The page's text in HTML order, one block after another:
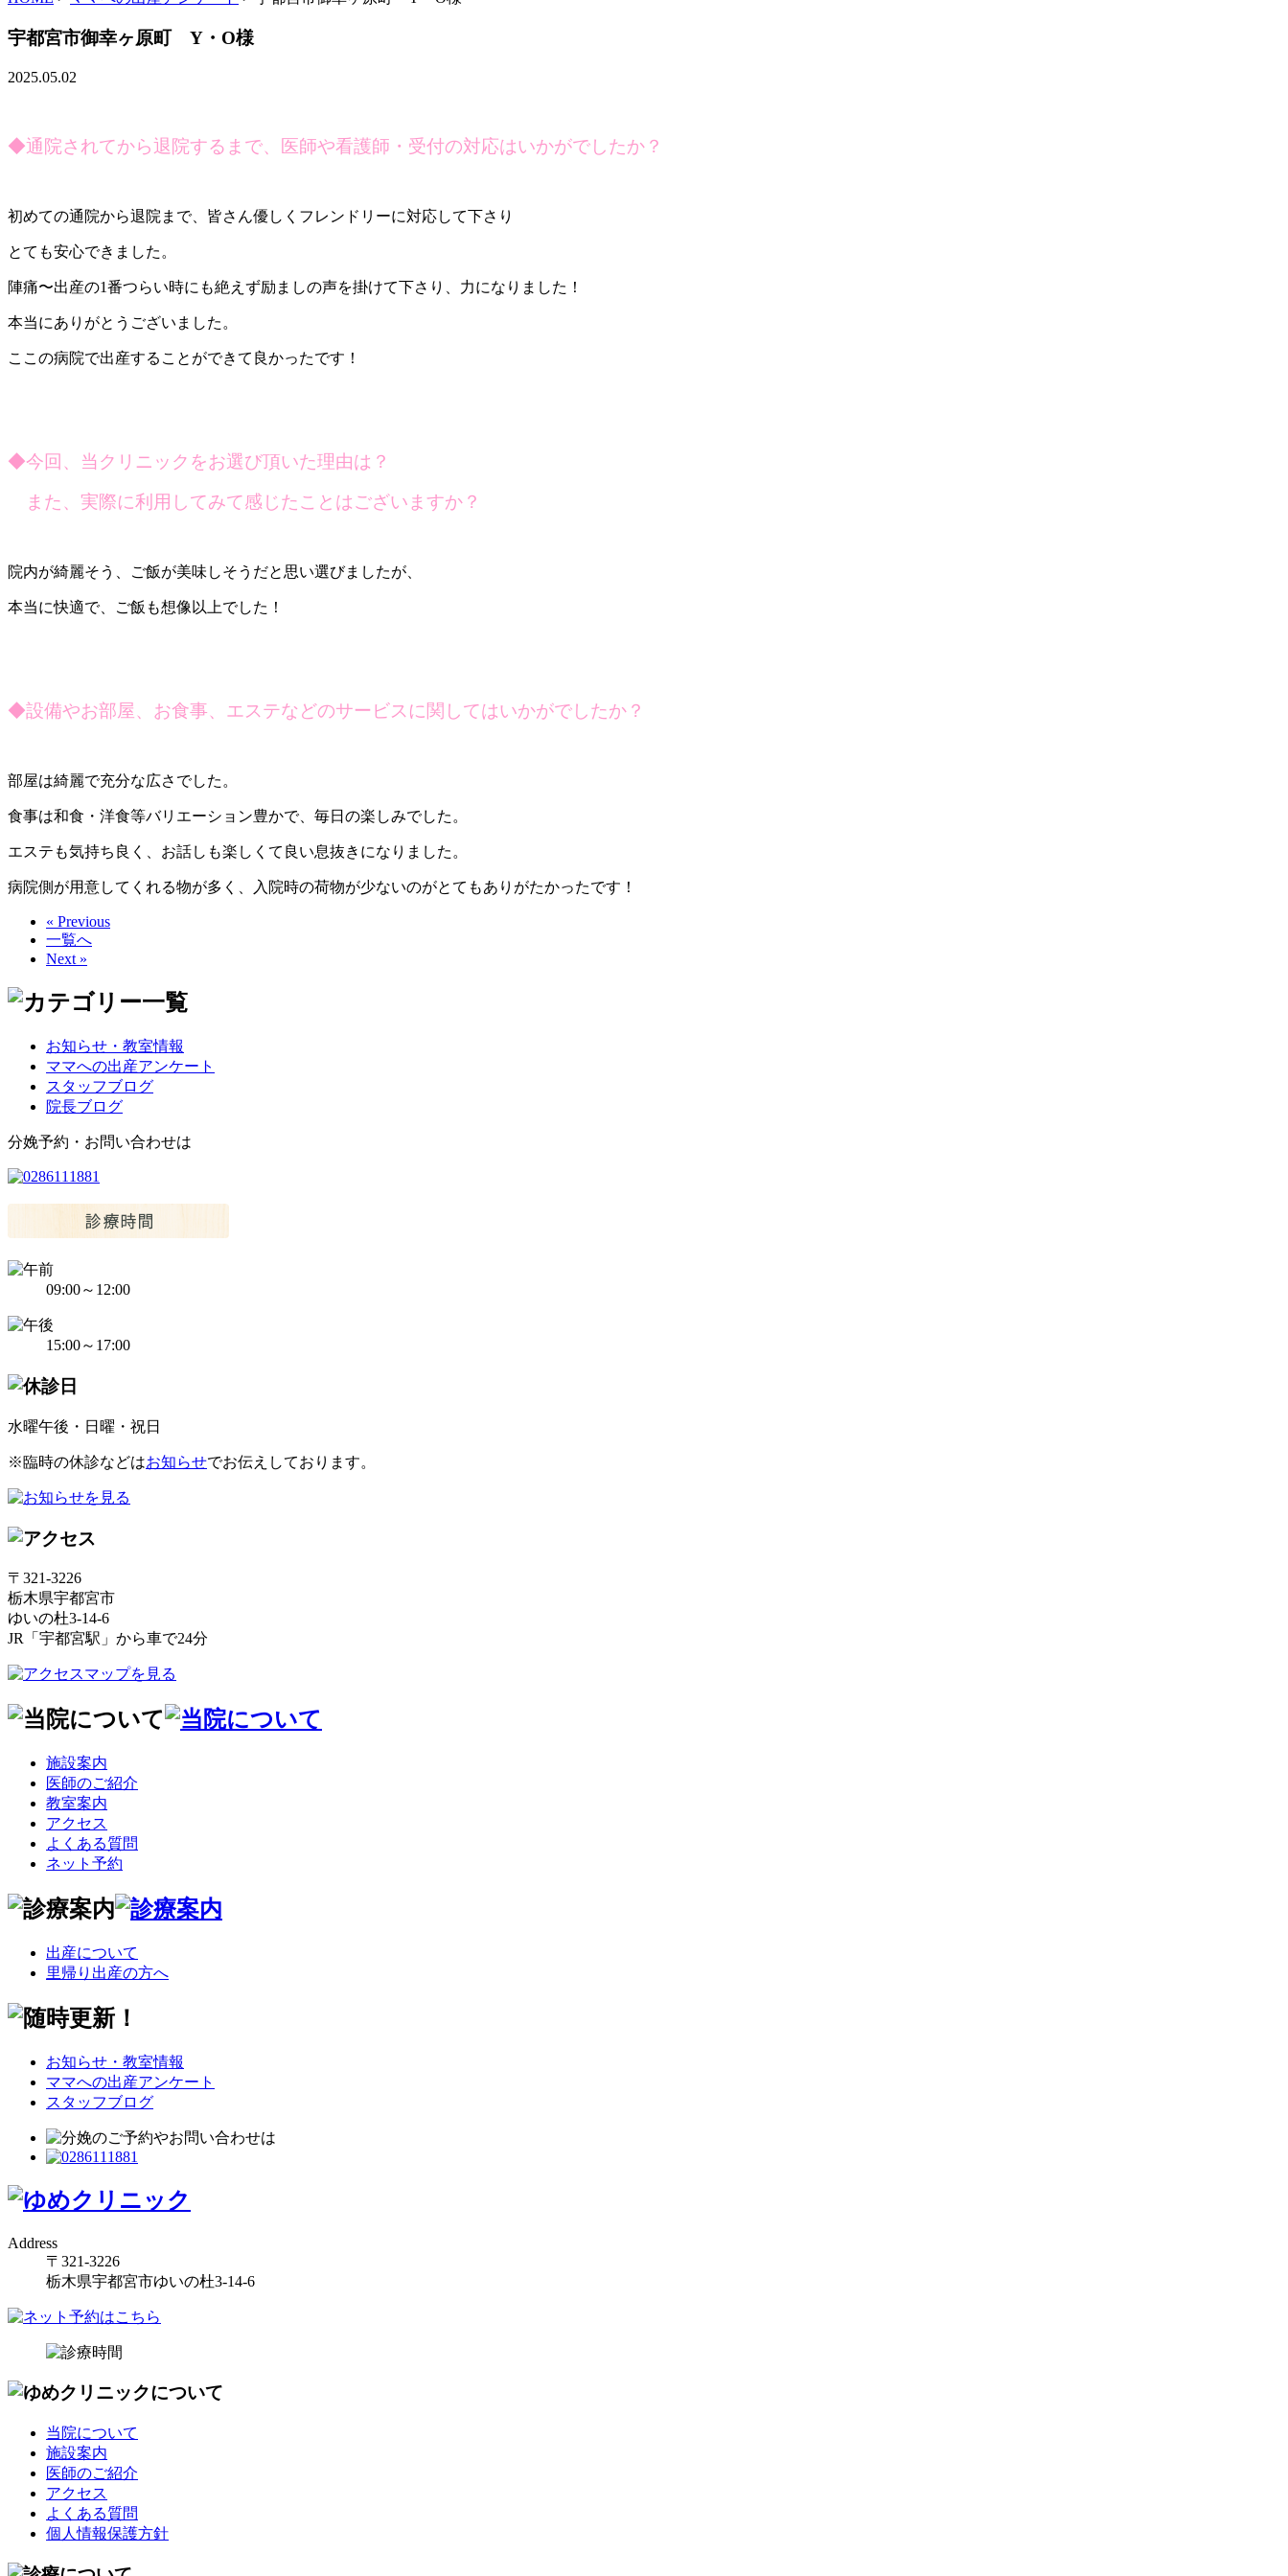
宇都宮市御幸ヶ原町 Y・O様
2025.05.02
◆通院されてから退院するまで、医師や看護師・受付の対応はいかがでしたか？
初めての通院から退院まで、皆さん優しくフレンドリーに対応して下さり
とても安心できました。
陣痛〜出産の1番つらい時にも絶えず励ましの声を掛けて下さり、力になりました！
本当にありがとうございました。
ここの病院で出産することができて良かったです！
◆今回、当クリニックをお選び頂いた理由は？
また、実際に利用してみて感じたことはございますか？
院内が綺麗そう、ご飯が美味しそうだと思い選びましたが、
本当に快適で、ご飯も想像以上でした！
◆設備やお部屋、お食事、エステなどのサービスに関してはいかがでしたか？
部屋は綺麗で充分な広さでした。
食事は和食・洋食等バリエーション豊かで、毎日の楽しみでした。
エステも気持ち良く、お話しも楽しくて良い息抜きになりました。
病院側が用意してくれる物が多く、入院時の荷物が少ないのがとてもありがたかったです！
« Previous
一覧へ
Next »
お知らせ・教室情報
ママへの出産アンケート
スタッフブログ
院長ブログ
分娩予約・お問い合わせは
09:00～12:00
15:00～17:00
水曜午後・日曜・祝日
※臨時の休診などはお知らせでお伝えしております。
〒321-3226
栃木県宇都宮市
ゆいの杜3-14-6
JR「宇都宮駅」から車で24分
施設案内
医師のご紹介
教室案内
アクセス
よくある質問
ネット予約
出産について
里帰り出産の方へ
お知らせ・教室情報
ママへの出産アンケート
スタッフブログ
Address
〒321-3226
栃木県宇都宮市ゆいの杜3-14-6
当院について
施設案内
医師のご紹介
アクセス
よくある質問
個人情報保護方針